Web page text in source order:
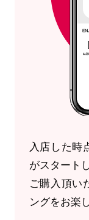
入店した時
がスタート
ご購入頂い
ングをお楽